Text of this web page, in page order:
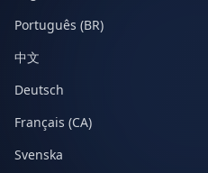
Português (BR)
中文
Deutsch
Français (CA)
Svenska